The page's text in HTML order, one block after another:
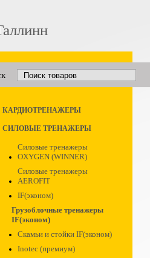
КАРДИОТРЕНАЖЕРЫ
СИЛОВЫЕ ТРЕНАЖЕРЫ
Силовые тренажеры
OXYGEN (WINNER)
Силовые тренажеры
AEROFIT
IF(эконом)
Грузоблочные тренажеры
IF(эконом)
Скамьи и стойки IF(эконом)
Inotec (премиум)